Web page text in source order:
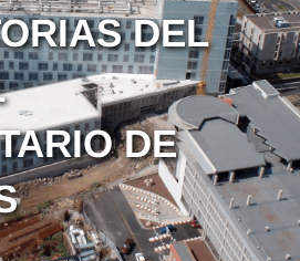
DEL
DE